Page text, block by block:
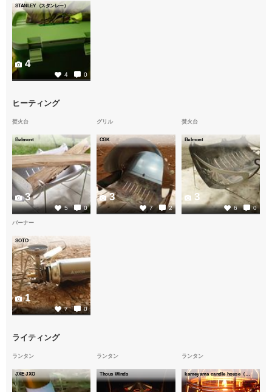
STANLEY（スタンレー）
4 0
4
ヒーティング
焚火台
Belmont
5 0
3
グリル
CGK
7 2
3
焚火台
Belmont
6 0
3
バーナー
SOTO
7 0
1
ライティング
ランタン
JXE JXO
ランタン
Thous Winds
ランタン
kameyama candle house（カメヤマキャンドルハウス）